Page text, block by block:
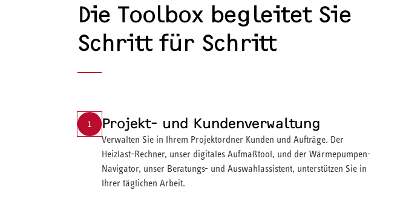
Die Toolbox begleitet Sie
Schritt für Schritt
1 Projekt- und Kundenverwaltung
Verwalten Sie in Ihrem Projektordner Kunden und Aufträge. Der
Heizlast-Rechner, unser digitales Aufmaßtool, und der Wärmepumpen-
Navigator, unser Beratungs- und Auswahlassistent, unterstützen Sie in
Ihrer täglichen Arbeit.